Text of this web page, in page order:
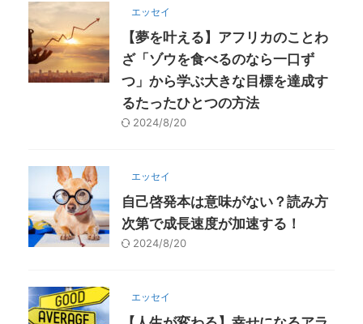
エッセイ
【夢を叶える】アフリカのことわ
ざ「ゾウを食べるのなら一口ず
つ」から学ぶ大きな目標を達成す
るたったひとつの方法
2024/8/20
エッセイ
自己啓発本は意味がない？読み方
次第で成長速度が加速する！
2024/8/20
エッセイ